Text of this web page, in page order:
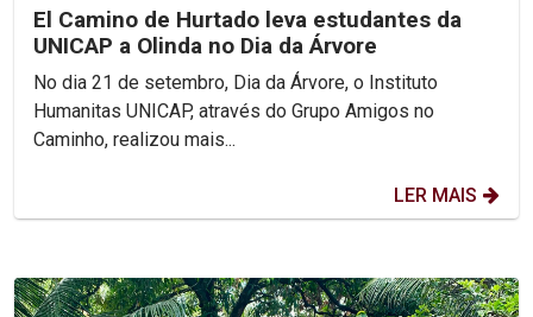
El Camino de Hurtado leva estudantes da
UNICAP a Olinda no Dia da Árvore
No dia 21 de setembro, Dia da Árvore, o Instituto
Humanitas UNICAP, através do Grupo Amigos no
Caminho, realizou mais...
LER MAIS